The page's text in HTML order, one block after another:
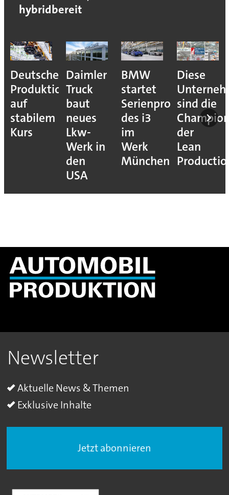
hybridbereit
Deutsche
Produktion
auf
stabilem
Kurs
Daimler
Truck
baut
neues
Lkw-
Werk in
den
USA
BMW
startet
Serienproduktion
des i3
im
Werk
München
Diese
sind die
der
Lean
Newsletter
Aktuelle News & Themen
Exklusive Inhalte
Jetzt abonnieren